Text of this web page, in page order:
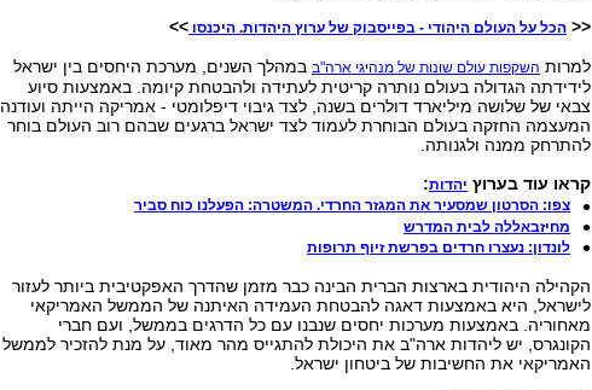
<< הכל על העולם היהודי - בפייסבוק של ערוץ היהדות. היכנסו >>
למרות השקפות עולם שונות של מנהיגי ארה"בבמהלך השנים, מערכת היחסים בין ישראל
לידידתה הגדולה בעולם נותרה קריטית לעתידה ולהבטחת קיומה. באמצעות סיוע
צבאי של שלושה מיליארד דולרים בשנה, לצד גיבוי דיפלומטי - אמריקה הייתה ועודנה
המעצמה החזקה בעולם הבוחרת לעמוד לצד ישראל ברגעים שבהם רוב העולם בוחר
להתרחק ממנה ולגנותה.
קראו עוד בערוץ יהדות:
צפו: הסרטון שמסעיר את המגזר החרדי. המשטרה: הפעלנו כוח סביר
מחיזבאללה לבית המדרש
לונדון: נעצרו חרדים בפרשת זיוף תרופות
הקהילה היהודית בארצות הברית הבינה כבר מזמן שהדרך האפקטיבית ביותר לעזור
לישראל, היא באמצעות דאגה להבטחת העמידה האיתנה של הממשל האמריקאי
מאחוריה. באמצעות מערכות יחסים שנבנו עם כל הדרגים בממשל, ועם חברי
הקונגרס, יש ליהדות ארה"ב את היכולת להתגייס מהר מאוד, על מנת להזכיר לממשל
האמריקאי את החשיבות של ביטחון ישראל.